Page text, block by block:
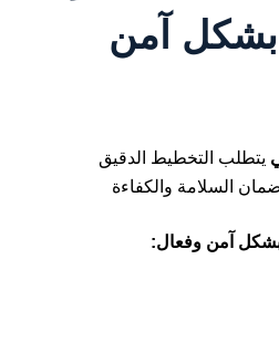
بشكل آمن
يتطلب التخطيط الدقيق
السلامة والكفاءة
بشكل آمن وفعال: